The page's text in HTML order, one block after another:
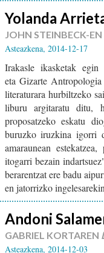
Yolanda
JOHN STEINBECK-EN
Asteazkena, 2014-12-17
Irakasle ikasketak
eta Gizarte
literaturara hurbiltzeko
liburu argitaratu ditu,
proposatzeko eskatu
buruzko iruzkina igorri
amaraunean
itogarri bezain
berarentzat ere badu
en jatorrizko
Andoni
GABRIEL KORTAREN
Asteazkena, 2014-12-03